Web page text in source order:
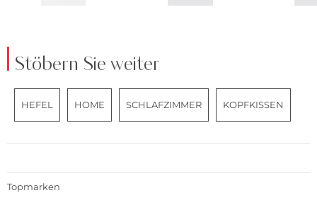
Stöbern Sie weiter
HEFEL HOME SCHLAFZIMMER KOPFKISSEN
Topmarken